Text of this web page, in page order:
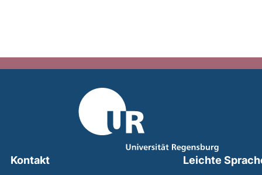
Kontakt
Leichte